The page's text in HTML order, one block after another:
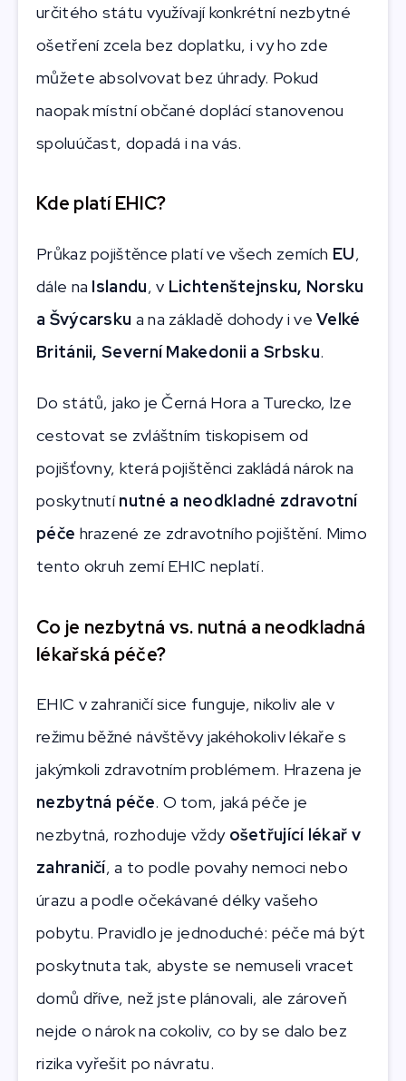
určitého státu využívají konkrétní nezbytné
ošetření zcela bez doplatku, i vy ho zde
můžete absolvovat bez úhrady. Pokud
naopak místní občané doplácí stanovenou
spoluúčast, dopadá i na vás.
Kde platí EHIC?
Průkaz pojištěnce platí ve všech zemích EU,
dále na Islandu, v Lichtenštejnsku, Norsku
a Švýcarsku a na základě dohody i veVelké
Británii, Severní Makedonii a Srbsku.
Do států, jako je Černá Hora a Turecko, lze
cestovat se zvláštním tiskopisem od
pojišťovny, která pojištěnci zakládá nárok na
poskytnutínutné a neodkladné zdravotní
péče hrazené ze zdravotního pojištění. Mimo
tento okruh zemí EHIC neplatí.
Co je nezbytná vs. nutná a neodkladná
lékařská péče?
EHIC v zahraničí sice funguje, nikoliv ale v
režimu běžné návštěvy jakéhokoliv lékaře s
jakýmkoli zdravotním problémem. Hrazena je
nezbytná péče. O tom, jaká péče je
nezbytná, rozhoduje vždy ošetřující lékař v
zahraničí, a to podle povahy nemoci nebo
úrazu a podle očekávané délky vašeho
pobytu. Pravidlo je jednoduché: péče má být
poskytnuta tak, abyste se nemuseli vracet
domů dříve, než jste plánovali, ale zároveň
nejde o nárok na cokoliv, co by se dalo bez
rizika vyřešit po návratu.